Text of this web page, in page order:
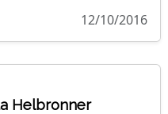
12/10/2016
Helbronner